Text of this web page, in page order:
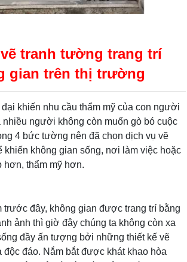
tranh tường trang trí
gian trên thị trường
khiến nhu cầu thẩm mỹ của con người
nhiều người không còn muốn gò bó cuộc
4 bức tường nên đã chọn dịch vụ vẽ
khiến không gian sống, nơi làm việc hoặc
hơn, thẩm mỹ hơn.
trước đây, không gian được trang trí bằng
ảnh thì giờ đây chúng ta không còn xa
đầy ấn tượng bởi những thiết kế vẽ
độc đáo. Nắm bắt được khát khao hòa